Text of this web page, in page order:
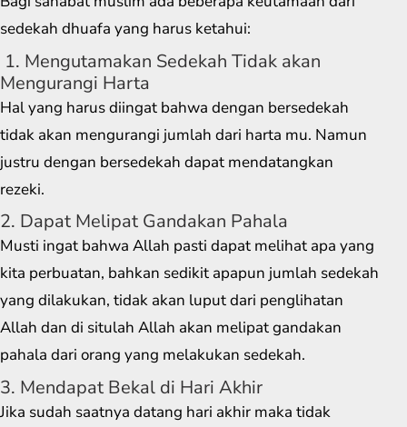
sedekah dhuafa yang harus ketahui:
1. Mengutamakan Sedekah Tidak akan
Mengurangi Harta
Hal yang harus diingat bahwa dengan bersedekah
tidak akan mengurangi jumlah dari harta mu. Namun
justru dengan bersedekah dapat mendatangkan
rezeki.
2. Dapat Melipat Gandakan Pahala
Musti ingat bahwa Allah pasti dapat melihat apa yang
kita perbuatan, bahkan sedikit apapun jumlah sedekah
yang dilakukan, tidak akan luput dari penglihatan
Allah dan di situlah Allah akan melipat gandakan
pahala dari orang yang melakukan sedekah.
3. Mendapat Bekal di Hari Akhir
Jika sudah saatnya datang hari akhir maka tidak